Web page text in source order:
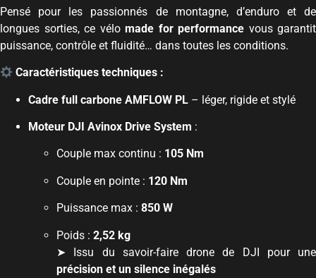
Pensé pour les passionnés de montagne, d’enduro et de
longues sorties, ce vélo made for performance vous garantit
puissance, contrôle et fluidité… dans toutes les conditions.
Caractéristiques techniques :
Cadre full carbone AMFLOW PL – léger, rigide et stylé
Moteur DJI Avinox Drive System :
Couple max continu : 105 Nm
Couple en pointe : 120 Nm
Puissance max : 850 W
Poids : 2,52 kg
➤ Issu du savoir-faire drone de DJI pour une
précision et un silence inégalés